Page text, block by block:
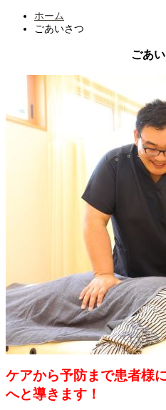
ホーム
ごあいさつ
ごあ
ケアから予防まで患者様
へと導きます！